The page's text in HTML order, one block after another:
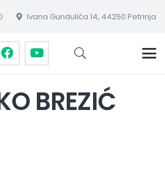
Ivana Gundulića 14, 44250 Petrinja
BREZIĆ